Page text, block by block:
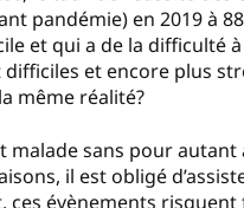
pandémie) en 2019 à
et qui a de la difficulté
et encore plus
même réalité?
malade sans pour
il est obligé
ces évènements